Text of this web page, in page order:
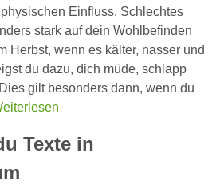
Einfluss. Schlechtes
stark auf dein Wohlbefinden
Herbst, wenn es kälter, nasser und
du dazu, dich müde, schlapp
gilt besonders dann, wenn du
Texte in